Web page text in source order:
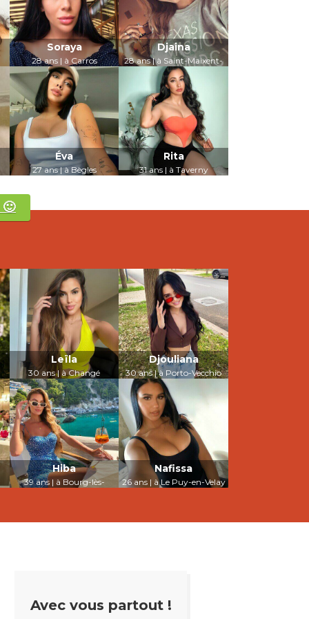
Soraya
28 ans | à Carros
LUI PARLER
Djaina
28 ans | à Saint-Maixent-
l'École
LUI PARLER
Éva
27 ans | à Bègles
Rita
31 ans | à Taverny
Leïla
30 ans | à Changé
LUI PARLER
Djouliana
30 ans | à Porto-Vecchio
LUI PARLER
Hiba
39 ans | à Bourg-lès-
Nafissa
26 ans | à Le Puy-en-Velay
Avec vous partout !